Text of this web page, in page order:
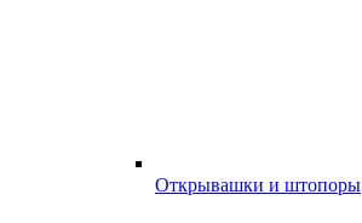
Открывашки и штопоры